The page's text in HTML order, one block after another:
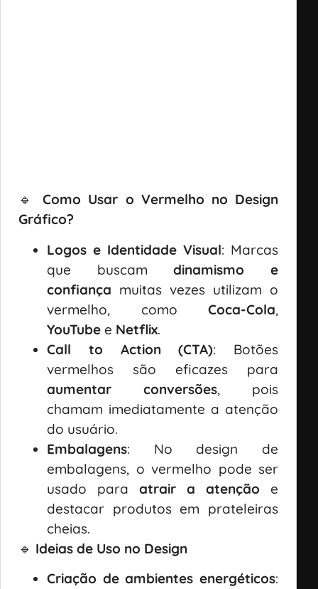
🔹Como Usar o Vermelho no Design
Gráfico?
Logos e Identidade Visual: Marcas
que buscamdinamismo e
confiança muitas vezes utilizam o
vermelho, como Coca-Cola,
YouTube e Netflix.
Call to Action (CTA): Botões
vermelhos são eficazes para
aumentar conversões, pois
chamam imediatamente a atenção
do usuário.
Embalagens: No design de
embalagens, o vermelho pode ser
usado para atrair a atenção e
destacar produtos em prateleiras
cheias.
🔹 Ideias de Uso no Design
Criação de ambientes energéticos: